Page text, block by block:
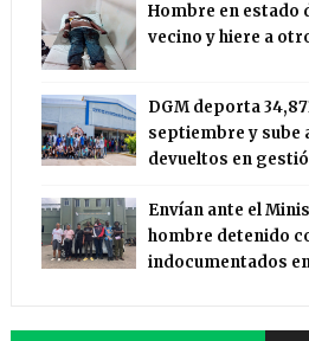
Hombre en estado
vecino y hiere a
DGM deporta
septiembre y sube
devueltos en
Envían ante el
hombre detenido
indocumentados